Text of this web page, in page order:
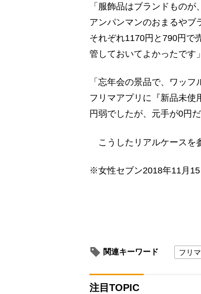
「服飾品はブランドもの
アンパンマンのおまるやブ
それぞれ1170円と790円で
管しておいてよかったです
「忘年会の景品で、ワッ
フリマアプリに『新品未使
円弱でしたが、元手が0円
こうしたリアルケースを
※女性セブン2018年11月
関連キーワード フリ
注目TOPIC